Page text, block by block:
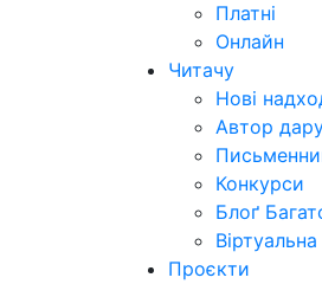
Платні
Онлайн
Читачу
Нові
Автор
Конкурси
Блоґ
Проєкти